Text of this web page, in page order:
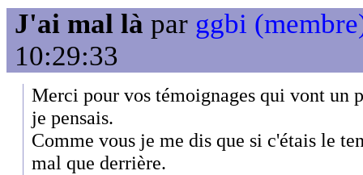
J'ai mal là par ggbi
10:29:33
Merci pour vos témoignages qui vont un
je pensais.
Comme vous je me dis que si c'étais le
mal que derrière.